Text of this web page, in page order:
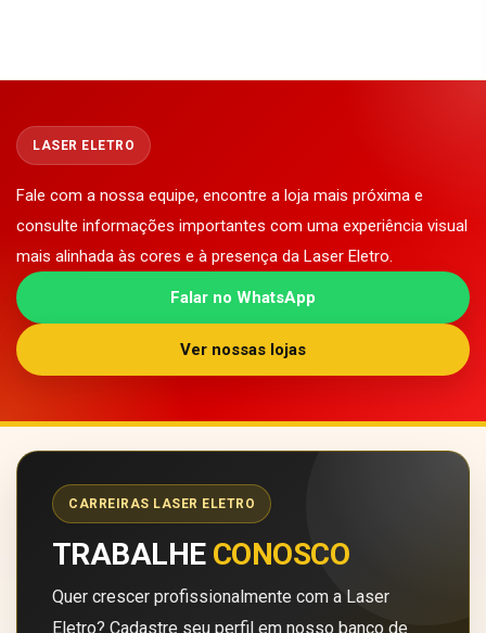
LASER ELETRO
Fale com a nossa equipe, encontre a loja mais próxima e
consulte informações importantes com uma experiência visual
mais alinhada às cores e à presença da Laser Eletro.
Falar no WhatsApp
Ver nossas lojas
CARREIRAS LASER ELETRO
TRABALHE CONOSCO
Quer crescer profissionalmente com a Laser
Eletro? Cadastre seu perfil em nosso banco de